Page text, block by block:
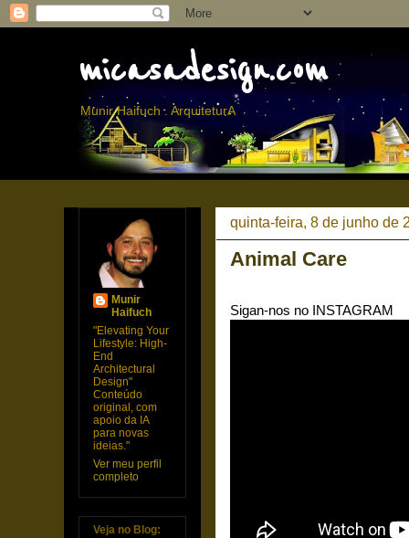
micasadesign.com
Munir Haifuch . ArquiteturA
quinta-feira, 8 de junho de
Animal Care
Sigan-nos no INSTAGRAM
Munir
Haifuch
"Elevating Your
Lifestyle: High-
End
Architectural
Design"
Conteúdo
original, com
apoio da IA
para novas
ideias."
Ver meu perfil
completo
Veja no Blog: